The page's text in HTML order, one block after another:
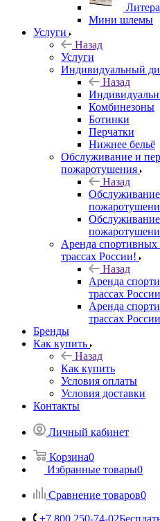
Мини шлемы
Услуги
Назад
Услуги
Индивидуальный
Назад
Комбинезоны
Ботинки
Перчатки
Нижнее бельё
Обслуживание и
пожаротушения
Назад
Обслуживание
Обслуживание
Аренда
трассах России!
Назад
Аренда
трассах
Аренда
трассах
Бренды
Как купить
Назад
Как купить
Условия оплаты
Условия доставки
Контакты
Личный кабинет
Корзина0
Избранные товары0
Сравнение товаров0
+7 800 250-74-02